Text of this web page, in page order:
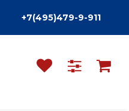
+7(495)479-9-911